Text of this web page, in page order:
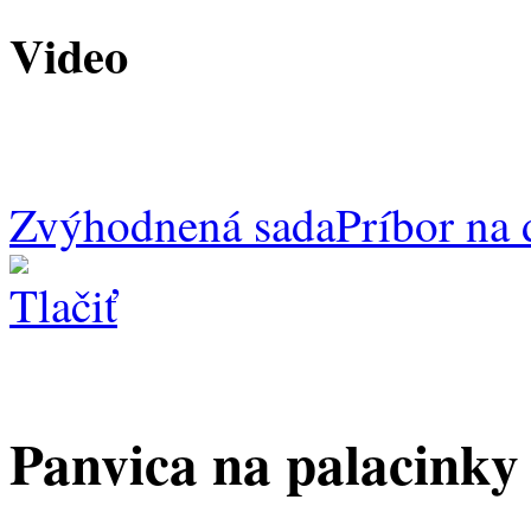
Video
Zvýhodnená sadaPríbor na
Panvica na palacinky